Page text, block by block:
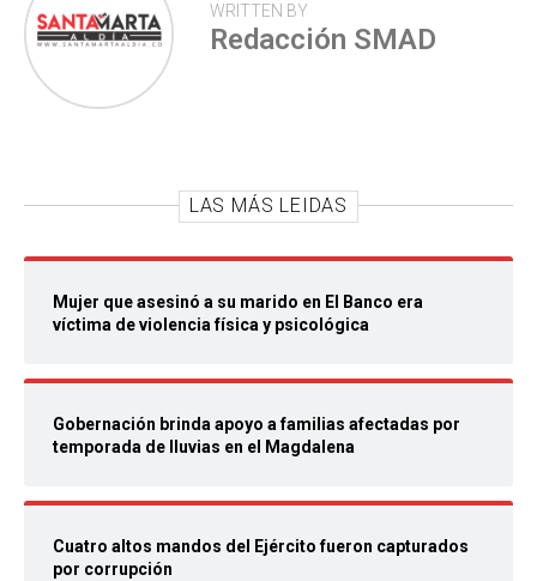
WRITTEN BY
Redacción SMAD
LAS MÁS LEIDAS
Mujer que asesinó a su marido en El Banco era
víctima de violencia física y psicológica
Gobernación brinda apoyo a familias afectadas por
temporada de lluvias en el Magdalena
Cuatro altos mandos del Ejército fueron capturados
por corrupción